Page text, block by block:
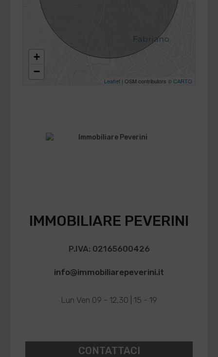
+
−
Leaflet| OSM contributors ©CARTO
IMMOBILIARE PEVERINI
P.IVA: 02165600426
info@immobiliarepeverini.it
Lun Ven 09 - 12,30 | 15 - 19
CONTATTACI